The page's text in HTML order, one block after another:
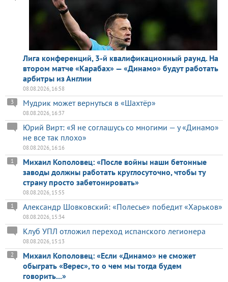
Лига конференций, 3-й квалификационный раунд. На
втором матче «Карабах» — «Динамо» будут работать
арбитры из Англии
08.08.2026, 16:58
Мудрик может вернуться в «Шахтёр»
3
08.08.2026, 16:37
Юрий Вирт: «Я не соглашусь со многими — у «Динамо»
не все так плохо»
08.08.2026, 16:16
Михаил Кополовец: «После войны наши бетонные
заводы должны работать круглосуточно, чтобы ту
страну просто забетонировать»
1
08.08.2026, 15:55
Александр Шовковский: «Полесье» победит «Харьков»
1
08.08.2026, 15:34
Клуб УПЛ отложил переход испанского легионера
08.08.2026, 15:13
Михаил Кополовец: «Если «Динамо» не сможет
обыграть «Верес», то о чем мы тогда будем
говорить...»
2